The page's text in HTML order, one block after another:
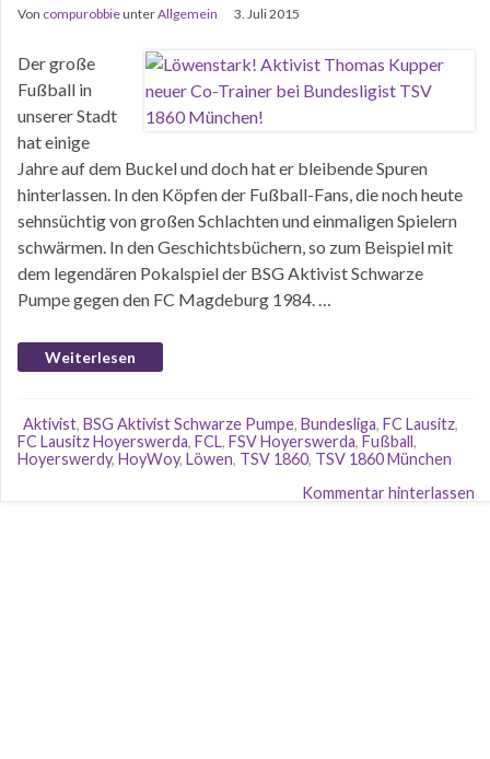
Von compurobbieunterAllgemein 3. Juli 2015
Der große
Fußball in
unserer Stadt
hat einige
Jahre auf dem Buckel und doch hat er bleibende Spuren
hinterlassen. In den Köpfen der Fußball-Fans, die noch heute
sehnsüchtig von großen Schlachten und einmaligen Spielern
schwärmen. In den Geschichtsbüchern, so zum Beispiel mit
dem legendären Pokalspiel der BSG Aktivist Schwarze
Pumpe gegen den FC Magdeburg 1984. …
Weiterlesen
Aktivist, BSG Aktivist Schwarze Pumpe, Bundesliga, FC Lausitz,
FC Lausitz Hoyerswerda, FCL, FSV Hoyerswerda, Fußball,
Hoyerswerdy, HoyWoy, Löwen, TSV 1860, TSV 1860 München
Kommentar hinterlassen